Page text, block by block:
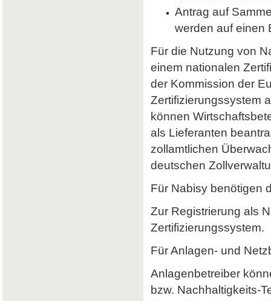
Antrag auf
werden auf einen
Für die Nutzung von
einem nationalen
der Kommission der
Zertifizierungssystem
können
als Lieferanten
zollamtlichen
deutschen
Für Nabisy benötigen
Zur Registrierung als
Zertifizierungssystem.
Für Anlagen- und
Anlagenbetreiber
bzw. Nachhaltigkeits-